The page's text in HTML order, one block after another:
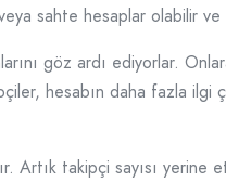
sahte hesaplar olabilir
göz ardı ediyorlar.
hesabın daha fazla ilgi
Artık takipçi sayısı yerine